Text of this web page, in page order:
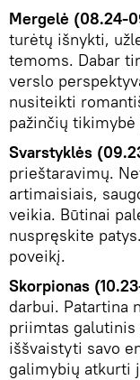
Mergelė (08.24-
turėtų išnykti,
temoms. Dabar
verslo
nusiteikti
pažinčių
Svarstyklės
prieštaravimų.
artimaisiais,
veikia. Būtinai
nuspręskite
poveikį.
Skorpionas
darbui. Patartina
priimtas galutinis
iššvaistyti savo
galimybių atkurti